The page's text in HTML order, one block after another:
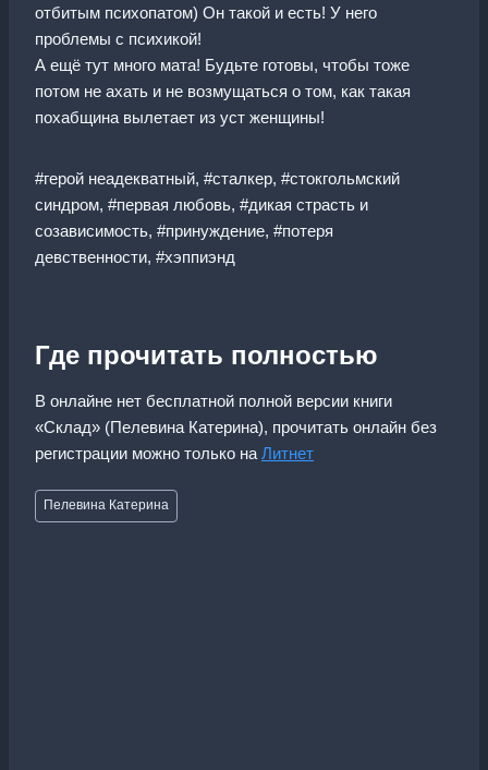
отбитым психопатом) Он такой и есть! У него
проблемы с психикой!
А ещё тут много мата! Будьте готовы, чтобы тоже
потом не ахать и не возмущаться о том, как такая
похабщина вылетает из уст женщины!
#герой неадекватный, #сталкер, #стокгольмский
синдром, #первая любовь, #дикая страсть и
созависимость, #принуждение, #потеря
девственности, #хэппиэнд
Где прочитать полностью
В онлайне нет бесплатной полной версии книги
«Склад» (Пелевина Катерина), прочитать онлайн без
регистрации можно только на Литнет
Метки
записи:
Пелевина Катерина